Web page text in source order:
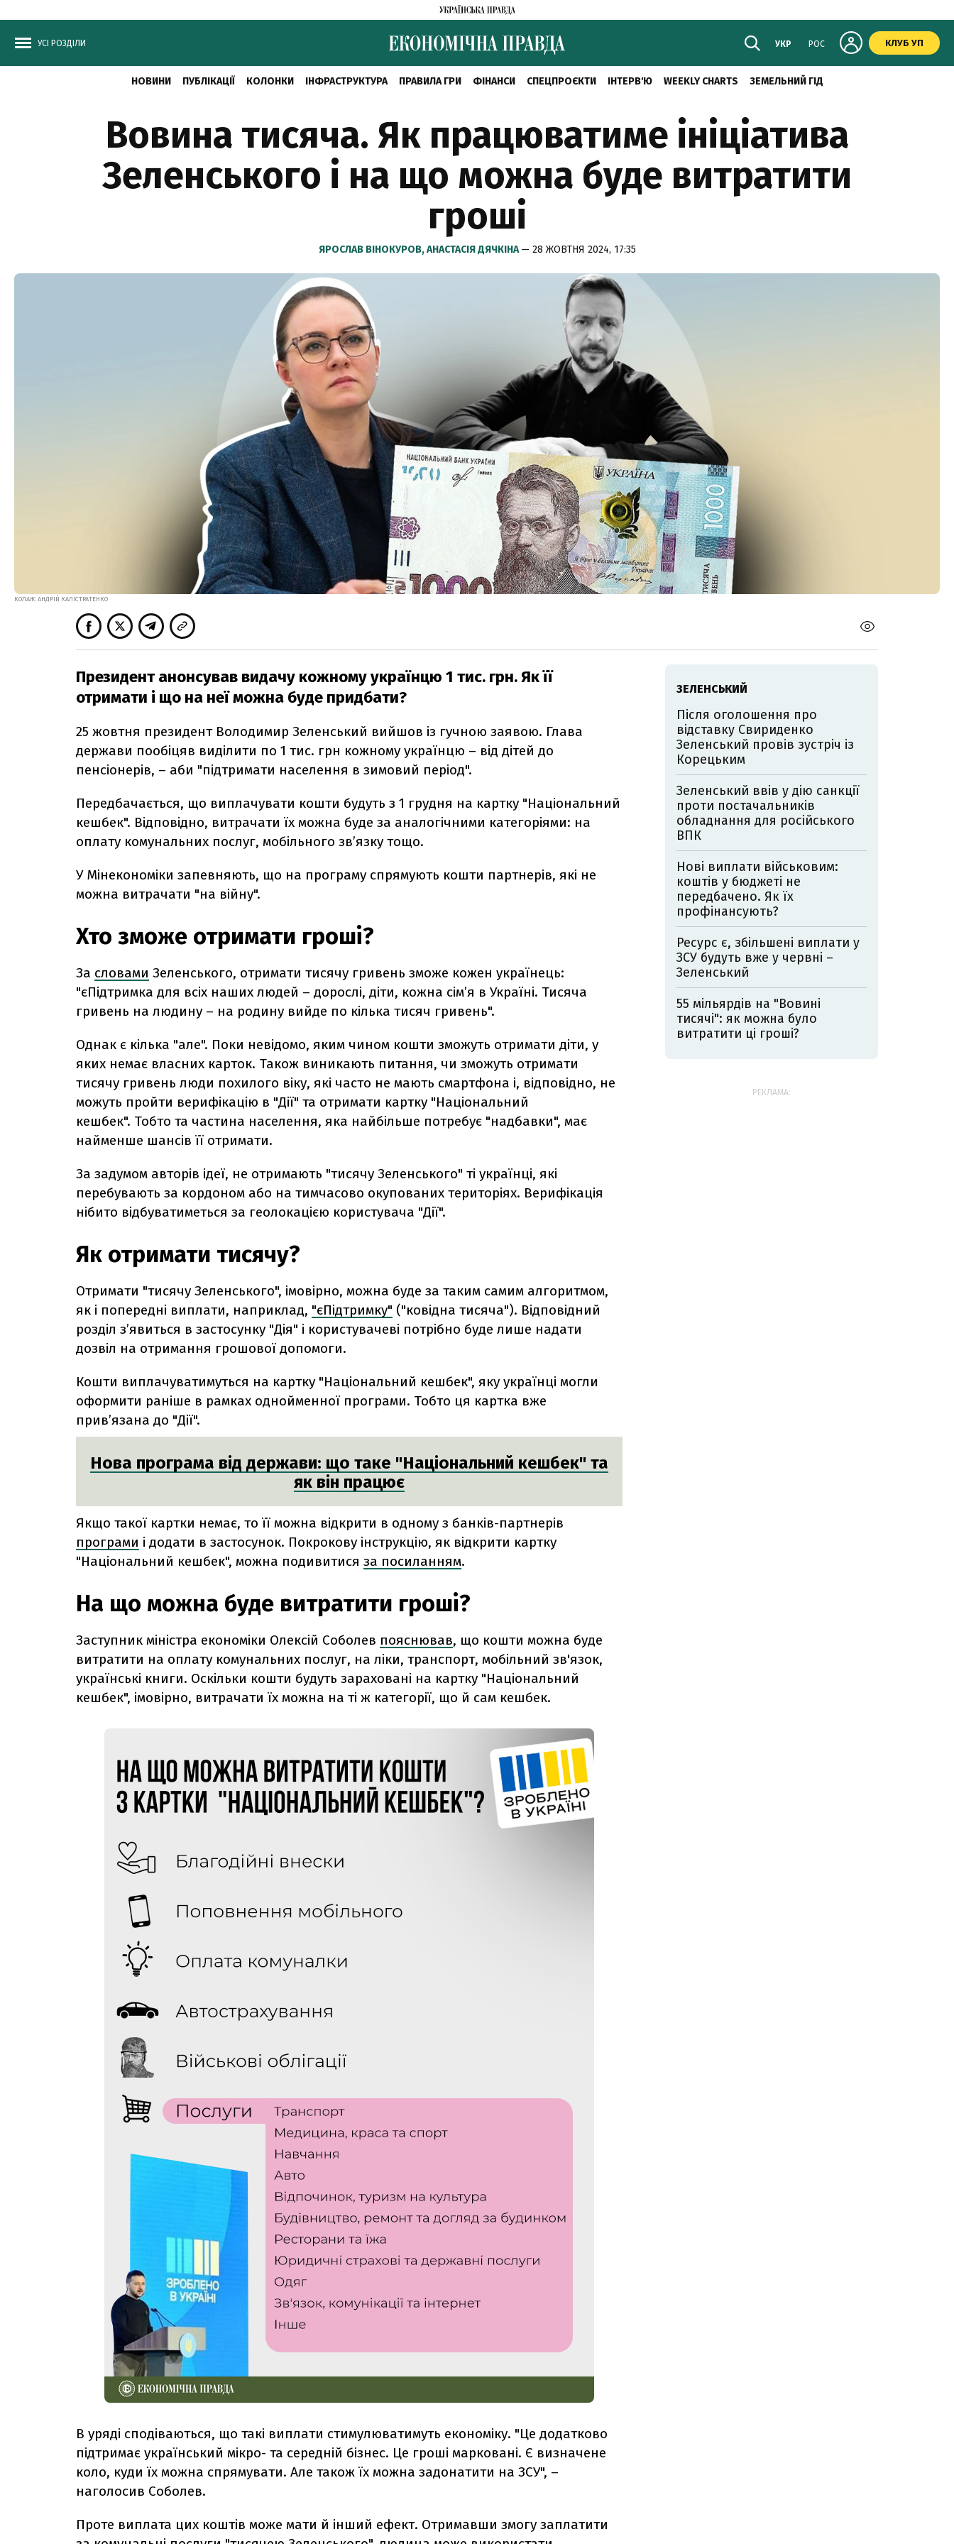
УСІ РОЗДІЛИ УКР РОС КЛУБ УП
НОВИНИ ПУБЛІКАЦІЇ КОЛОНКИ ІНФРАСТРУКТУРА ПРАВИЛА ГРИ ФІНАНСИ СПЕЦПРОЄКТИ ІНТЕРВ'Ю WEEKLY CHARTS ЗЕМЕЛЬНИЙ ГІД
Вовина тисяча. Як працюватиме ініціатива
Зеленського і на що можна буде витратити
гроші
ЯРОСЛАВ ВІНОКУРОВ,АНАСТАСІЯ ДЯЧКІНА— 28 ЖОВТНЯ 2024, 17:35
КОЛАЖ: АНДРІЙ КАЛІСТРАТЕНКО
Президент анонсував видачу кожному українцю 1 тис. грн. Як її
отримати і що на неї можна буде придбати?
25 жовтня президент Володимир Зеленський вийшов із гучною заявою. Глава
держави пообіцяв виділити по 1 тис. грн кожному українцю – від дітей до
пенсіонерів, – аби "підтримати населення в зимовий період".
Передбачається, що виплачувати кошти будуть з 1 грудня на картку "Національний
кешбек". Відповідно, витрачати їх можна буде за аналогічними категоріями: на
оплату комунальних послуг, мобільного зв’язку тощо.
У Мінекономіки запевняють, що на програму спрямують кошти партнерів, які не
можна витрачати "на війну".
Хто зможе отримати гроші?
За словами Зеленського, отримати тисячу гривень зможе кожен українець:
"єПідтримка для всіх наших людей – дорослі, діти, кожна сім’я в Україні. Тисяча
гривень на людину – на родину вийде по кілька тисяч гривень".
Однак є кілька "але". Поки невідомо, яким чином кошти зможуть отримати діти, у
яких немає власних карток. Також виникають питання, чи зможуть отримати
тисячу гривень люди похилого віку, які часто не мають смартфона і, відповідно, не
можуть пройти верифікацію в "Дії" та отримати картку "Національний
кешбек". Тобто та частина населення, яка найбільше потребує "надбавки", має
найменше шансів її отримати.
За задумом авторів ідеї, не отримають "тисячу Зеленського" ті українці, які
перебувають за кордоном або на тимчасово окупованих територіях. Верифікація
нібито відбуватиметься за геолокацією користувача "Дії".
Як отримати тисячу?
Отримати "тисячу Зеленського", імовірно, можна буде за таким самим алгоритмом,
як і попередні виплати, наприклад, "єПідтримку" ("ковідна тисяча"). Відповідний
розділ з’явиться в застосунку "Дія" і користувачеві потрібно буде лише надати
дозвіл на отримання грошової допомоги.
Кошти виплачуватимуться на картку "Національний кешбек", яку українці могли
оформити раніше в рамках однойменної програми. Тобто ця картка вже
прив’язана до "Дії".
Нова програма від держави: що таке "Національний кешбек" та
як він працює
Якщо такої картки немає, то її можна відкрити в одному з банків-партнерів
програми і додати в застосунок. Покрокову інструкцію, як відкрити картку
"Національний кешбек", можна подивитися за посиланням.
На що можна буде витратити гроші?
Заступник міністра економіки Олексій Соболев пояснював, що кошти можна буде
витратити на оплату комунальних послуг, на ліки, транспорт, мобільний зв'язок,
українські книги. Оскільки кошти будуть зараховані на картку "Національний
кешбек", імовірно, витрачати їх можна на ті ж категорії, що й сам кешбек.
В уряді сподіваються, що такі виплати стимулюватимуть економіку. "Це додатково
підтримає український мікро- та середній бізнес. Це гроші марковані. Є визначене
коло, куди їх можна спрямувати. Але також їх можна задонатити на ЗСУ", –
наголосив Соболев.
Проте виплата цих коштів може мати й інший ефект. Отримавши змогу заплатити
ЗЕЛЕНСЬКИЙ
Після оголошення про
відставку Свириденко
Зеленський провів зустріч із
Корецьким
Зеленський ввів у дію санкції
проти постачальників
обладнання для російського
ВПК
Нові виплати військовим:
коштів у бюджеті не
передбачено. Як їх
профінансують?
Ресурс є, збільшені виплати у
ЗСУ будуть вже у червні –
Зеленський
55 мільярдів на "Вовині
тисячі": як можна було
витратити ці гроші?
РЕКЛАМА: